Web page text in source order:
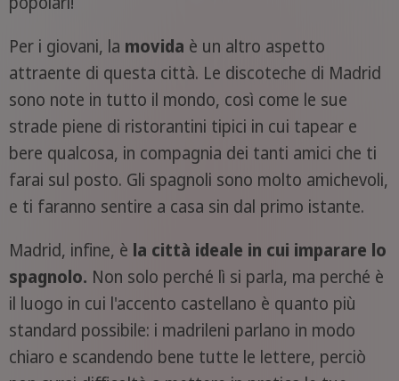
Per i giovani, la movida è un altro aspetto
attraente di questa città. Le discoteche di Madrid
sono note in tutto il mondo, così come le sue
strade piene di ristorantini tipici in cui tapear e
bere qualcosa, in compagnia dei tanti amici che ti
farai sul posto. Gli spagnoli sono molto amichevoli,
e ti faranno sentire a casa sin dal primo istante.
Madrid, infine, è la città ideale in cui imparare lo
spagnolo. Non solo perché lì si parla, ma perché è
il luogo in cui l'accento castellano è quanto più
standard possibile: i madrileni parlano in modo
chiaro e scandendo bene tutte le lettere, perciò